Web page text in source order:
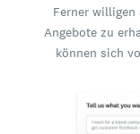
Ferner
Angebote zu
können sich